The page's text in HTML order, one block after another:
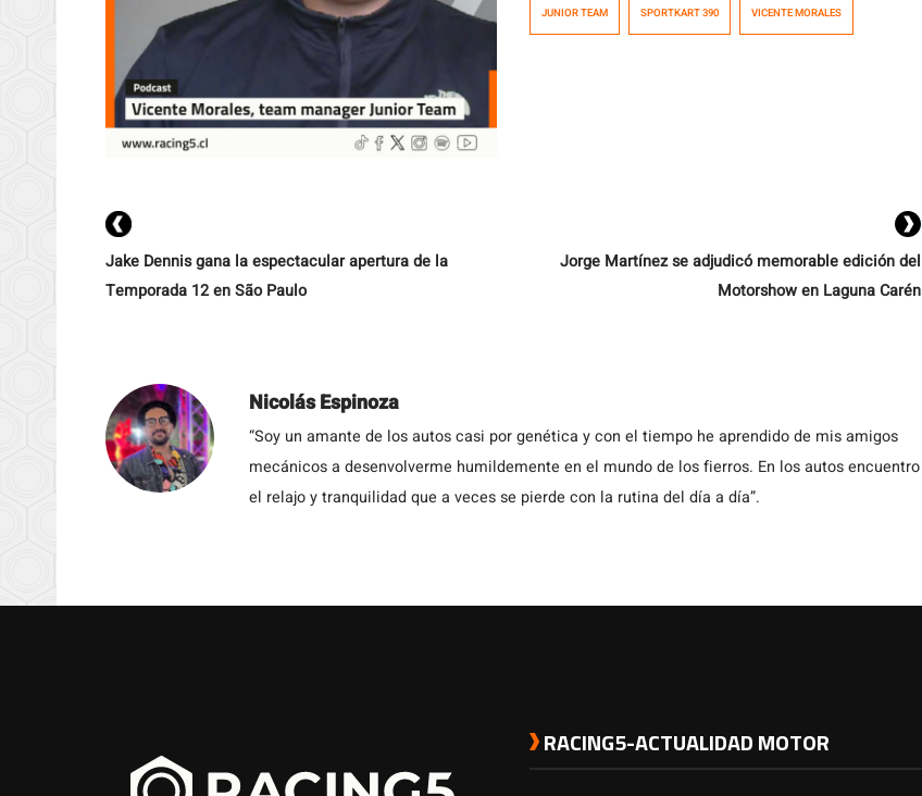
chileno. Sobre sus orígenes en el automovilismo, su
JUNIOR TEAM SPORTKART 390 VICENTE MORALES
Jake Dennis gana la espectacular apertura de la
Temporada 12 en São Paulo
Jorge Martínez se adjudicó memorable edición del
Motorshow en Laguna Carén
Nicolás Espinoza
“Soy un amante de los autos casi por genética y con el tiempo he aprendido de mis amigos
mecánicos a desenvolverme humildemente en el mundo de los fierros. En los autos encuentro
el relajo y tranquilidad que a veces se pierde con la rutina del día a día”.
RACING5-ACTUALIDAD MOTOR